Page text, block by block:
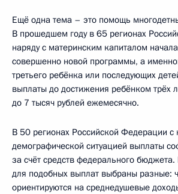
Ещё одна тема – это помощь
В прошедшем году в 65 регионах
наряду с материнским капиталом
совершенно новой программы, а
третьего ребёнка или последующих
выплаты до достижения ребёнком трёх
до 7 тысяч рублей ежемесячно.
В 50 регионах Российской Федерации с
демографической ситуацией выплаты
за счёт средств федерального
для подобных выплат выбраны разные:
ориентируются на среднедушевые